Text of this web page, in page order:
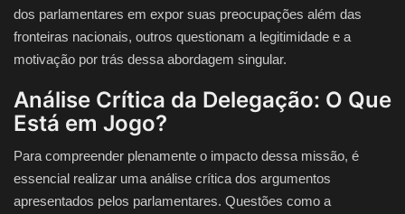
dos parlamentares em expor suas preocupações além das
fronteiras nacionais, outros questionam a legitimidade e a
motivação por trás dessa abordagem singular.
Análise Crítica da Delegação: O Que
Está em Jogo?
Para compreender plenamente o impacto dessa missão, é
essencial realizar uma análise crítica dos argumentos
apresentados pelos parlamentares. Questões como a